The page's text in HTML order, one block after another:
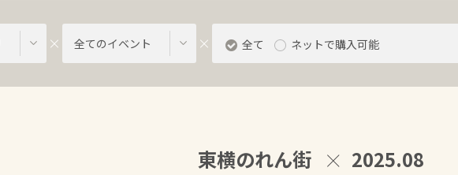
全てのイベント 全て ネットで購入可能
東横のれん街 2025.08